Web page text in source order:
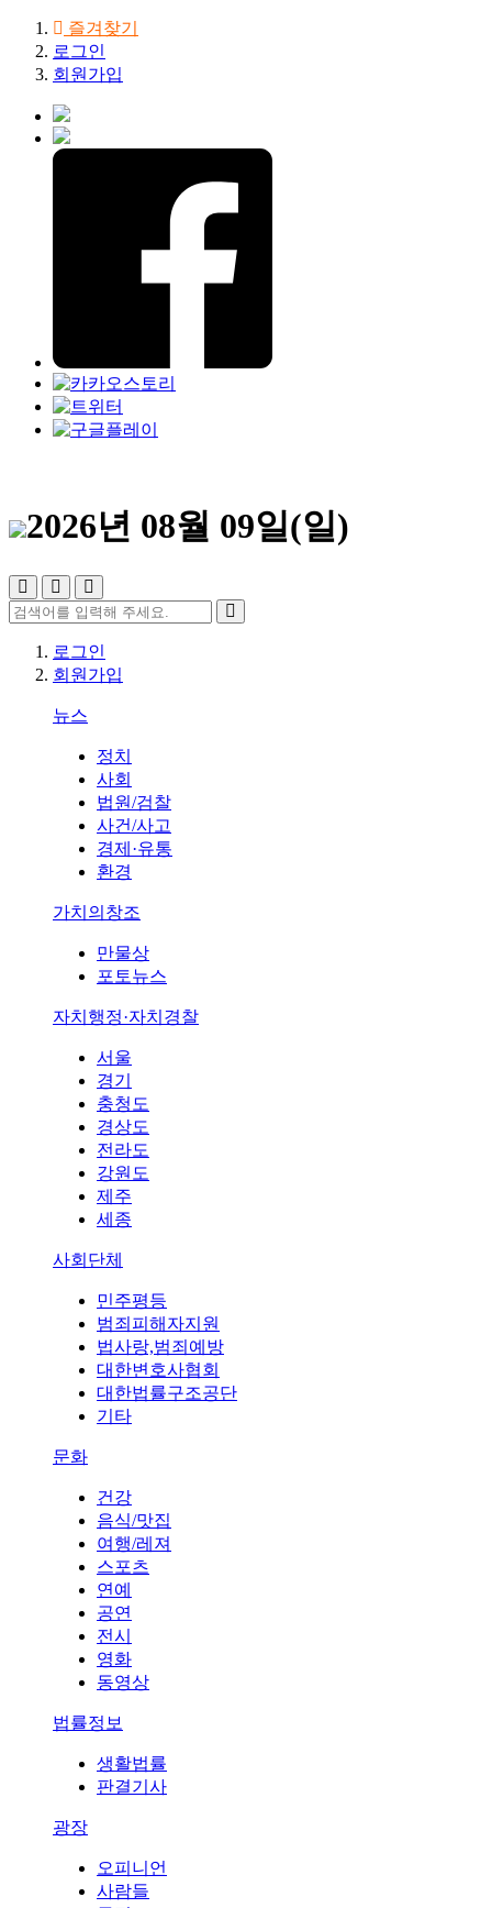
즐겨찾기
로그인
회원가입
2026년 08월 09일(일)
로그인
회원가입
뉴스
정치
사회
법원/검찰
사건/사고
경제·유통
환경
가치의창조
만물상
포토뉴스
자치행정·자치경찰
서울
경기
충청도
경상도
전라도
강원도
제주
세종
사회단체
민주평등
범죄피해자지원
법사랑,범죄예방
대한변호사협회
대한법률구조공단
기타
문화
건강
음식/맛집
여행/레져
스포츠
연예
공연
전시
영화
동영상
법률정보
생활법률
판결기사
광장
오피니언
사람들